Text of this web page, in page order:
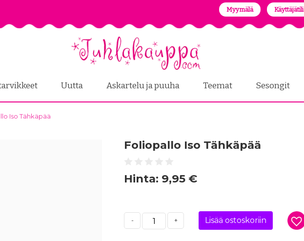
Myymälä Käyttäjätili
Uutta Askartelu ja puuha Teemat Sesongit
Iso Tähkäpää
Foliopallo Iso Tähkäpää
Hinta: 9,95 €
- + Lisää ostoskoriin